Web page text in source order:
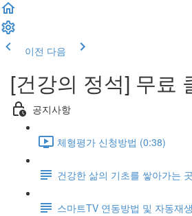
이전 다음
[건강의 정석] 무료
공지사항
체형평가 신청방법 (0:38)
건강한 삶의 기초를 쌓아가는
스마트TV 연동방법 및 자동재